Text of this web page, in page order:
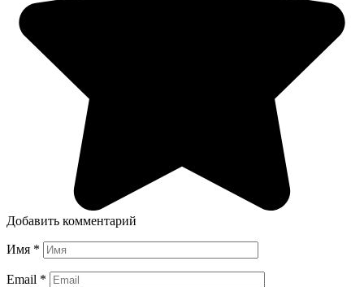
Добавить комментарий
Имя *
Email *